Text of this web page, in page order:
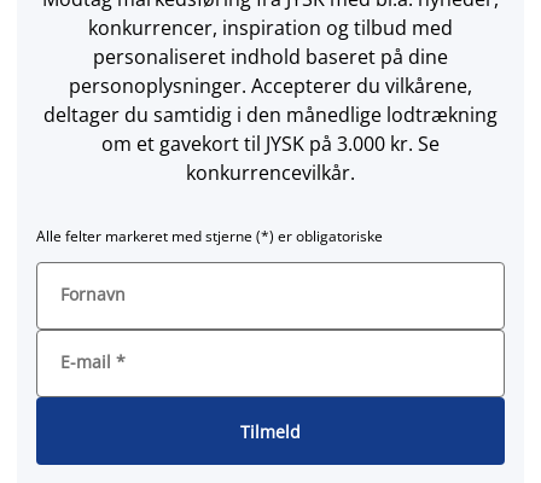
konkurrencer, inspiration og tilbud med
personaliseret indhold baseret på dine
personoplysninger. Accepterer du vilkårene,
deltager du samtidig i den månedlige lodtrækning
om et gavekort til JYSK på 3.000 kr. Se
konkurrencevilkår.
Alle felter markeret med stjerne (*) er obligatoriske
Fornavn
E-mail *
Tilmeld